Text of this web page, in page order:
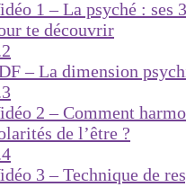
1 – La psyché : ses
te découvrir
– La dimension
2 – Comment
de l’être ?
3 – Technique de